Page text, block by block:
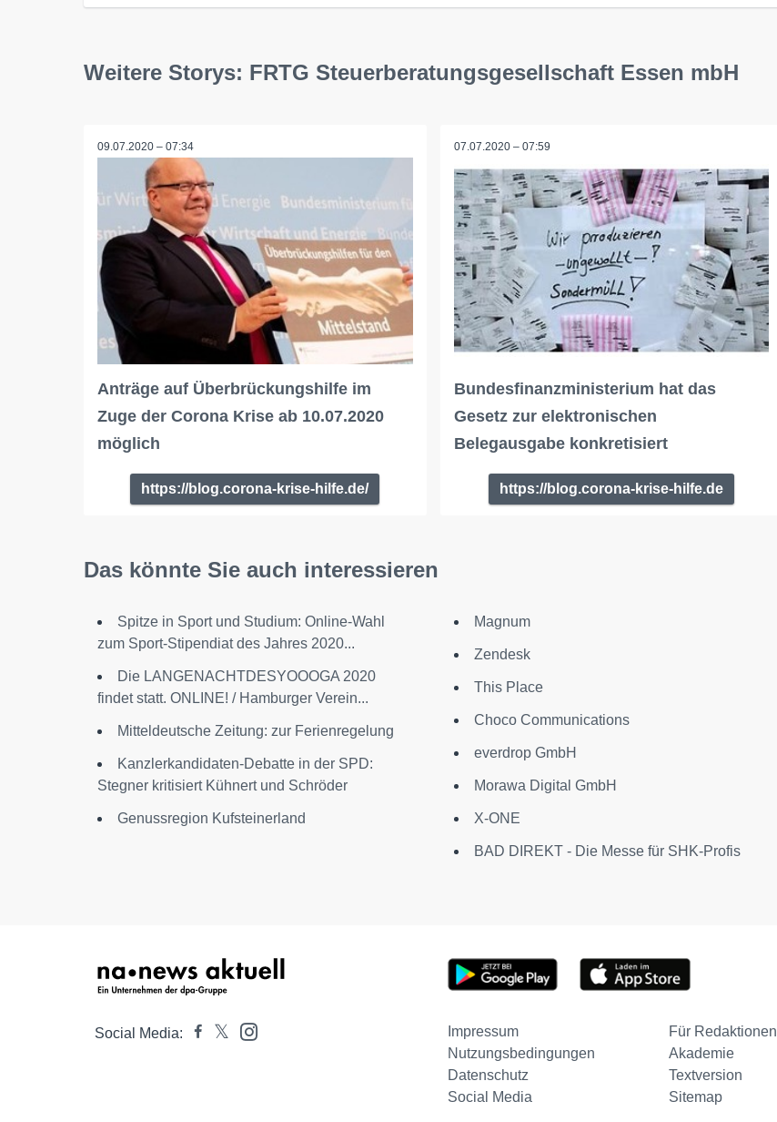
Weitere Storys: FRTG Steuerberatungsgesellschaft Essen mbH
09.07.2020 – 07:34
Anträge auf Überbrückungshilfe im
Zuge der Corona Krise ab 10.07.2020
möglich
https://blog.corona-krise-hilfe.de/
07.07.2020 – 07:59
Bundesfinanzministerium hat das
Gesetz zur elektronischen
Belegausgabe konkretisiert
https://blog.corona-krise-hilfe.de
Das könnte Sie auch interessieren
Spitze in Sport und Studium: Online-Wahl
zum Sport-Stipendiat des Jahres 2020...
Die LANGENACHTDESYOOOGA 2020
findet statt. ONLINE! / Hamburger Verein...
Mitteldeutsche Zeitung: zur Ferienregelung
Kanzlerkandidaten-Debatte in der SPD:
Stegner kritisiert Kühnert und Schröder
Genussregion Kufsteinerland
Magnum
Zendesk
This Place
Choco Communications
everdrop GmbH
Morawa Digital GmbH
X-ONE
BAD DIREKT - Die Messe für SHK-Profis
Social Media: Impressum Für Redaktionen
Nutzungsbedingungen
Akademie
Datenschutz
Textversion
Social Media
Sitemap